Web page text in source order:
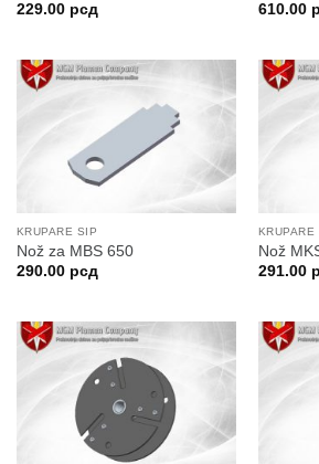
229.00 рсд
610.00
KRUPARE SIP
Nož za MBS 650
290.00 рсд
KRUPARE
Nož
291.00